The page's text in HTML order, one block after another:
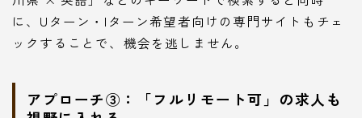
に、Uターン・Iターン希望者向けの専門サイトもチェ
ックすることで、機会を逃しません。
アプローチ③：「フルリモート可」の求人も